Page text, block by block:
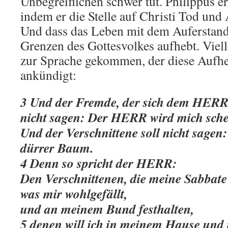
indem er die Stelle auf Christi Tod und
Und dass das Leben mit dem
Grenzen des Gottesvolkes aufhebt.
zur Sprache gekommen, der diese
ankündigt:
3 Und der Fremde, der sich dem
nicht sagen: Der HERR wird mich
Und der Verschnittene soll nicht
dürrer Baum.
4 Denn so spricht der HERR:
Den Verschnittenen, die meine
was mir wohlgefällt,
und an meinem Bund festhalten,
5 denen will ich in meinem Hause